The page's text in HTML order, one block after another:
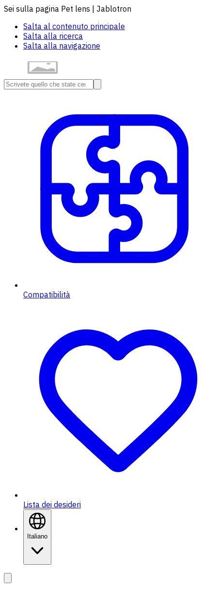
Sei sulla pagina Pet lens | Jablotron
Salta al contenuto principale
Salta alla ricerca
Salta alla navigazione
Compatibilità
Lista dei desideri
Italiano